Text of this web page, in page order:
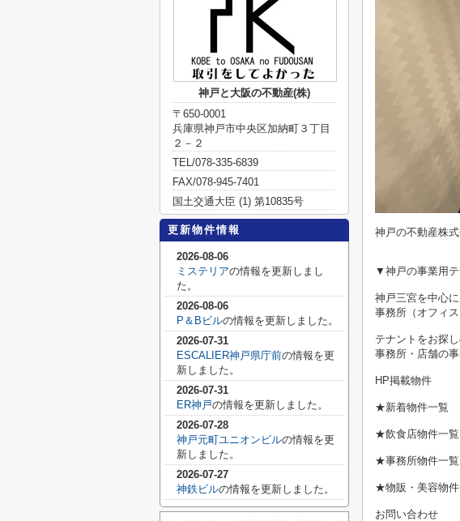
神戸の不動産株
▼神戸の事業用テ
神戸三宮を中心
事務所（オフィ
テナントをお探
事務所・店舗の
HP掲載物件
★新着物件一覧
★飲食店物件一覧
★事務所物件一覧
★物販・美容物件
お問い合わせ
神戸と大阪の不動産(株)
〒650-0001
兵庫県神戸市中央区加納町３丁目
２－２
TEL/078-335-6839
FAX/078-945-7401
国土交通大臣 (1) 第10835号
更新物件情報
2026-08-06
ミステリアの情報を更新しまし
た。
2026-08-06
P＆Bビルの情報を更新しました。
2026-07-31
ESCALIER神戸県庁前の情報を更
新しました。
2026-07-31
ER神戸の情報を更新しました。
2026-07-28
神戸元町ユニオンビルの情報を更
新しました。
2026-07-27
神鉄ビルの情報を更新しました。